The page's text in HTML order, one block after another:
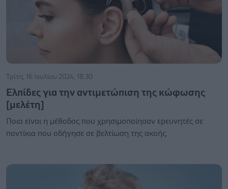
Τρίτη, 16 Ιουλίου 2024, 18:30
Ελπίδες για την αντιμετώπιση της κώφωσης
[μελέτη]
Ποια είναι η μέθοδος που χρησιμοποίησαν ερευνητές σε
ποντίκια που οδήγησε σε βελτίωση της ακοής.